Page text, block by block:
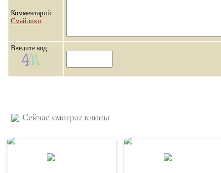
Комментарий:
Смайлики
Введите код:
Сейчас смотрят клипы